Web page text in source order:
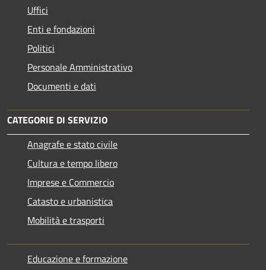
Uffici
Enti e fondazioni
Politici
Personale Amministrativo
Documenti e dati
CATEGORIE DI SERVIZIO
Anagrafe e stato civile
Cultura e tempo libero
Imprese e Commercio
Catasto e urbanistica
Mobilità e trasporti
Educazione e formazione